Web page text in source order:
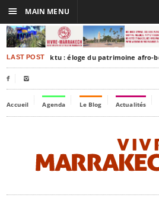
LAST POSTTimbuktu : éloge du patrimoine afro-
 
Accueil Agenda Le Blog Actualités
☰ MAIN MENU